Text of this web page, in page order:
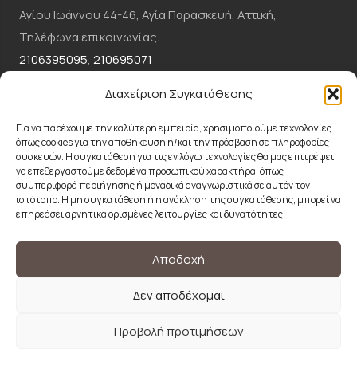
Διαχείριση Συγκατάθεσης
Για να παρέχουμε την καλύτερη εμπειρία, χρησιμοποιούμε τεχνολογίες
όπως cookies για την αποθήκευση ή/και την πρόσβαση σε πληροφορίες
συσκευών. Η συγκατάθεση για τις εν λόγω τεχνολογίες θα μας επιτρέψει
να επεξεργαστούμε δεδομένα προσωπικού χαρακτήρα, όπως
συμπεριφορά περιήγησης ή μοναδικά αναγνωριστικά σε αυτόν τον
ιστότοπο. Η μη συγκατάθεση ή η ανάκληση της συγκατάθεσης, μπορεί να
επηρεάσει αρνητικά ορισμένες λειτουργίες και δυνατότητες.
Αποδοχή
Δεν αποδέχομαι
Προβολή προτιμήσεων
Αγίου Ιωάννου 44-46, Αγία Παρασκευή, Αττική,
Τηλέφωνα επικοινωνίας:
2106395095, 210695071
ΕΠΙΚΟΙΝΩΝΗΣΤΕ ΜΑΖΙ ΜΑΣ
2106395095
CSC.DERMACLINIC@GMAIL.COM
© 2024 CSCdermaplastic| Designed and Developed by